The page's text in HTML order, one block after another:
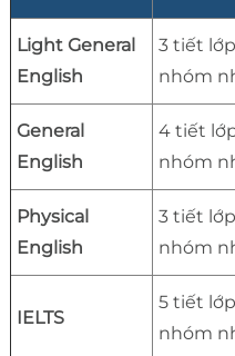
Light General
English
3 tiết lớp
nhóm
General
English
4 tiết
nhóm
Physical
English
3 tiết lớp
nhóm
IELTS
5 tiết lớp
nhóm